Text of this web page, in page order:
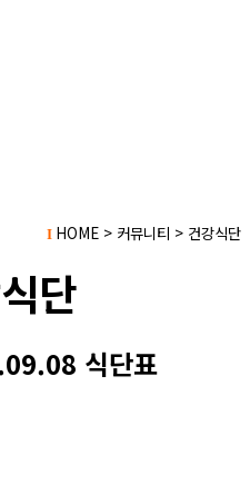
I HOME > 커뮤니티 > 건강식단
단
식단표